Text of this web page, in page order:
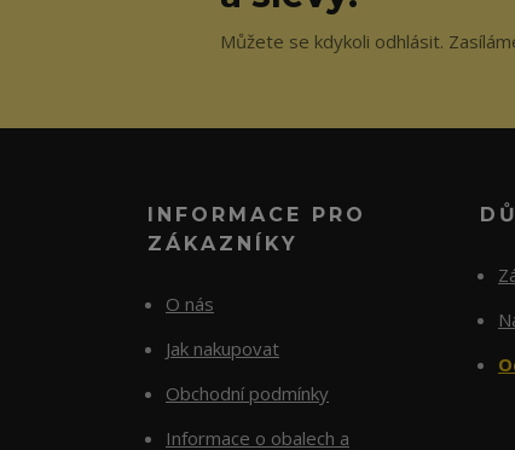
Můžete se kdykoli odhlásit.
INFORMACE PRO
ZÁKAZNÍKY
O nás
Jak nakupovat
Obchodní podmínky
Informace o obalech a